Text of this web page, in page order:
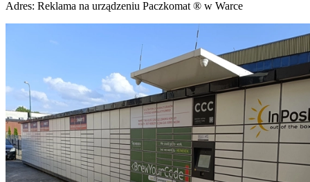
Adres: Reklama na urządzeniu Paczkomat ® w Warce